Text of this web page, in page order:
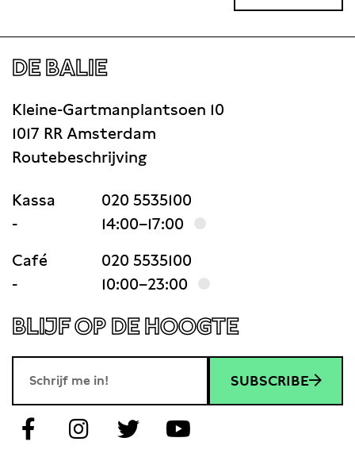
DE BALIE
Kleine-Gartmanplantsoen 10
1017 RR Amsterdam
Routebeschrijving
Kassa
020 5535100
-
14:00–17:00
Café
020 5535100
-
10:00–23:00
BLIJF OP DE HOOGTE
SUBSCRIBE